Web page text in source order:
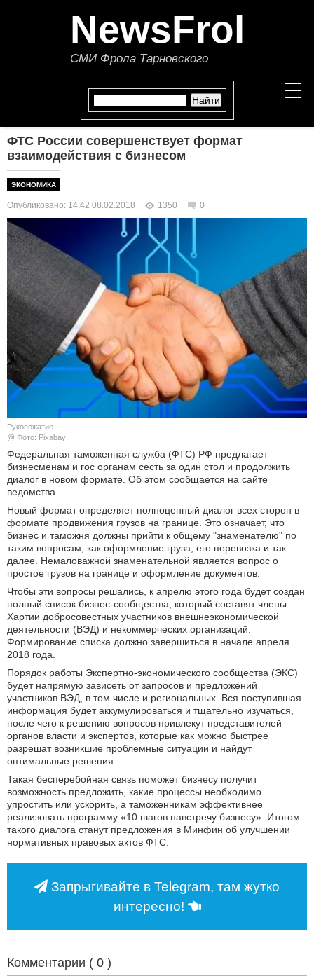
NewsFrol
СМИ Фрола Тарновского
НОВОСТИ
ПОЛИТИКА
ЭКОНОМИКА
В МИРЕ
ОБЩЕСТВО
КУЛЬТУРА
НАУКА
СПОРТ
АВТО И МОТО
БЛОГ
ФТС России совершенствует формат
взаимодействия с бизнесом
ЭКОНОМИКА
Опубликовано: 14:42 08.02.2018 1350 0
Рукопожатие
@ Фото: Pixabay
Федеральная таможенная служба (ФТС) РФ предлагает
бизнесменам и гос органам сесть за один стол и продолжить
диалог в новом формате. Об этом сообщается на сайте
ведомства.
Новый формат определяет полноценный диалог всех сторон в
формате продвижения грузов на границе. Это означает, что
бизнес и таможня должны прийти к общему "знаменателю" по
таким вопросам, как оформление груза, его перевозка и так
далее. Немаловажной знаменательной является вопрос о
простое грузов на границе и оформление документов.
Чтобы эти вопросы решались, к апрелю этого года будет создан
полный список бизнес-сообщества, который составят члены
Хартии добросовестных участников внешнеэкономической
деятельности (ВЭД) и некоммерческих организаций.
Формирование списка должно завершиться в начале апреля
2018 года.
Порядок работы Экспертно-экономического сообщества (ЭКС)
будет напрямую зависеть от запросов и предложений
участников ВЭД, в том числе и региональных. Вся поступившая
информация будет аккумулироваться и тщательно изучаться,
после чего к решению вопросов привлекут представителей
органов власти и экспертов, которые как можно быстрее
разрешат возникшие проблемные ситуации и найдут
оптимальные решения.
Такая бесперебойная связь поможет бизнесу получит
возможность предложить, какие процессы необходимо
упростить или ускорить, а таможенникам эффективнее
реализовать программу «10 шагов навстречу бизнесу». Итогом
такого диалога станут предложения в Минфин об улучшении
нормативных правовых актов ФТС.
Запрыгивайте в Telegram, там жутко
интересно!
Комментарии ( 0 )